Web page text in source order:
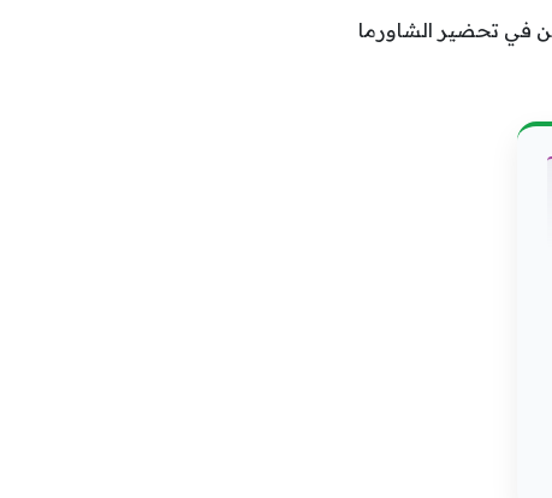
في تحضير الشاورما